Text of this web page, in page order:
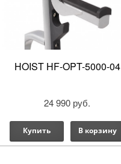
HOIST HF-OPT-5000-04
24 990 руб.
Купить В корзину